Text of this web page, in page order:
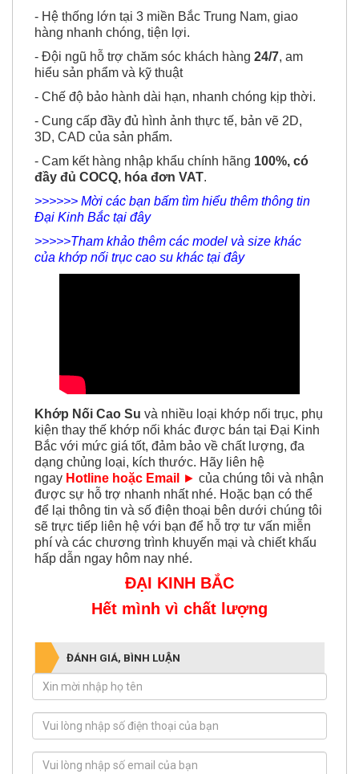
- Hệ thống lớn tại 3 miền Bắc Trung Nam, giao
hàng nhanh chóng, tiện lợi.
- Đội ngũ hỗ trợ chăm sóc khách hàng 24/7, am
hiểu sản phẩm và kỹ thuật
- Chế độ bảo hành dài hạn, nhanh chóng kịp thời.
- Cung cấp đầy đủ hình ảnh thực tế, bản vẽ 2D,
3D, CAD của sản phẩm.
- Cam kết hàng nhập khẩu chính hãng 100%, có
đầy đủ COCQ, hóa đơn VAT.
>>>>>> Mời các bạn bấm tìm hiểu thêm thông tin
Đại Kinh Bắc tại đây
>>>>>Tham khảo thêm các model và size khác
của khớp nối trục cao su khác tại đây
Khớp Nối Cao Su và nhiều loại khớp nối trục, phụ
kiện thay thế khớp nối khác được bán tại Đại Kinh
Bắc với mức giá tốt, đảm bảo về chất lượng, đa
dạng chủng loại, kích thước. Hãy liên hệ
ngay Hotline hoặc Email ► của chúng tôi và nhận
được sự hỗ trợ nhanh nhất nhé. Hoặc bạn có thể
để lại thông tin và số điện thoại bên dưới chúng tôi
sẽ trực tiếp liên hệ với bạn để hỗ trợ tư vấn miễn
phí và các chương trình khuyến mại và chiết khấu
hấp dẫn ngay hôm nay nhé.
ĐẠI KINH BẮC
Hết mình vì chất lượng
ĐÁNH GIÁ, BÌNH LUẬN